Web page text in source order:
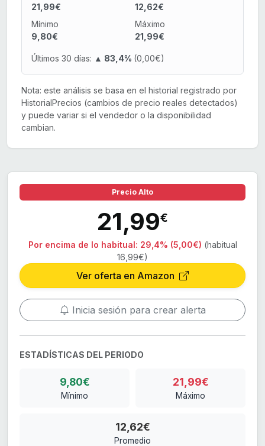
21,99€
12,62€
Mínimo
9,80€
Máximo
21,99€
Últimos 30 días: ▲ 83,4% (0,00€)
Nota: este análisis se basa en el historial registrado por
HistorialPrecios (cambios de precio reales detectados)
y puede variar si el vendedor o la disponibilidad
cambian.
Precio Alto
21,99€
Por encima de lo habitual: 29,4% (5,00€) (habitual
16,99€)
Ver oferta en Amazon
Inicia sesión para crear alerta
ESTADÍSTICAS DEL PERIODO
9,80€
Mínimo
21,99€
Máximo
12,62€
Promedio